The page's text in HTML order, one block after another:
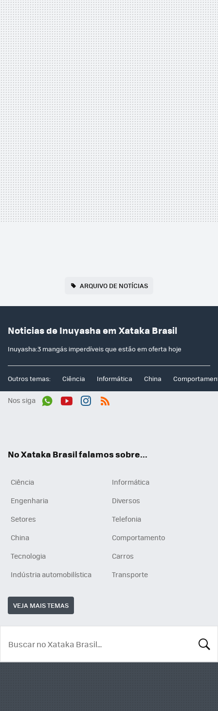
ARQUIVO DE NOTÍCIAS
Noticias de Inuyasha em Xataka Brasil
Inuyasha:3 mangás imperdíveis que estão em oferta hoje
Outros temas: Ciência Informática China
Nos siga
No Xataka Brasil falamos sobre...
Ciência
Informática
Engenharia
Diversos
Setores
Telefonia
China
Comportamento
Tecnologia
Carros
Indústria automobilística
Transporte
VEJA MAIS TEMAS